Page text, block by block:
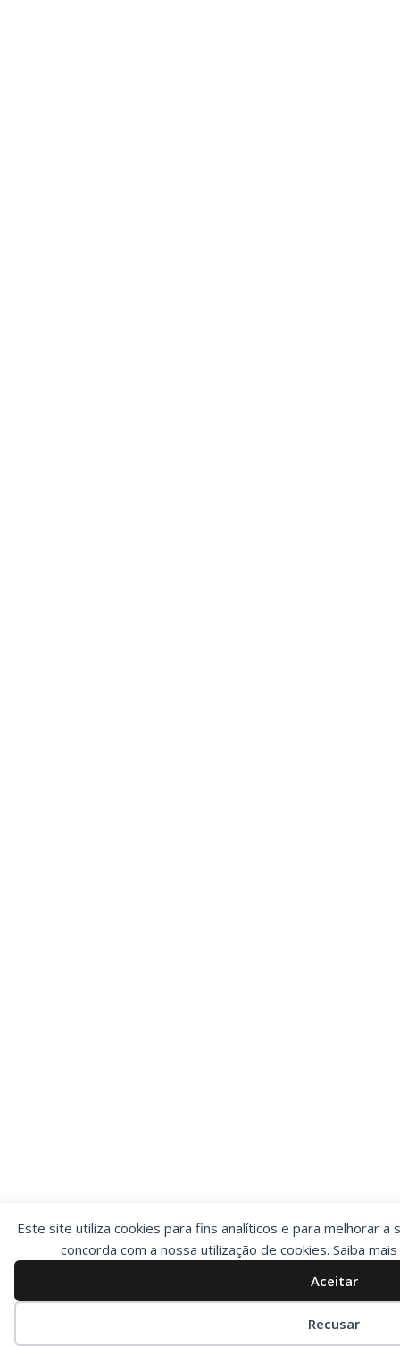
Este site utiliza cookies para fins analíticos e para melhorar a
concorda com a nossa utilização de cookies. Saiba
Aceitar
Recusar